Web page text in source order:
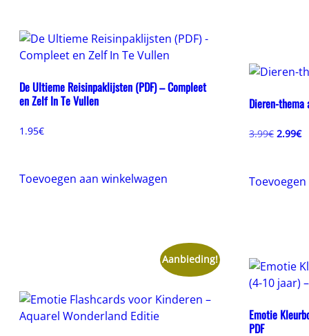
De Ultieme Reisinpaklijsten (PDF) – Compleet
en Zelf In Te Vullen
1.95€
Toevoegen aan winkelwagen
Dieren-
3.99€ 2.99€
Aanbieding!
Emotie
PDF